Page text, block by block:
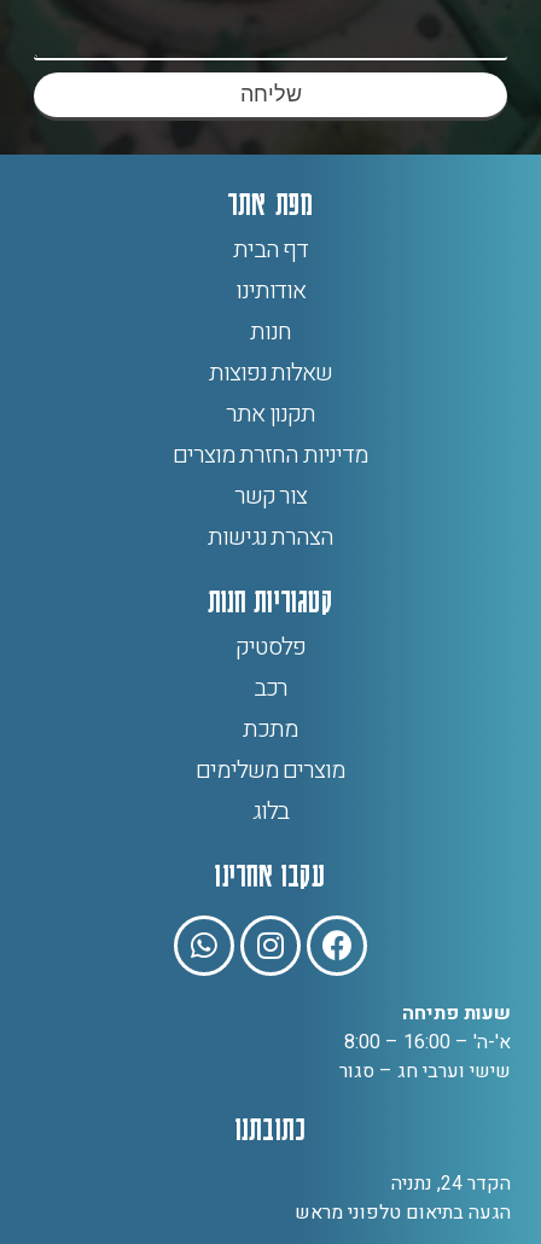
שליחה
מפת אתר
דף הבית
אודותינו
חנות
שאלות נפוצות
תקנון אתר
מדיניות החזרת מוצרים
צור קשר
הצהרת נגישות
קטגוריות חנות
פלסטיק
רכב
מתכת
מוצרים משלימים
בלוג
עקבו אחרינו
שעות פתיחה
א'-ה' – 16:00 – 8:00
שישי וערבי חג – סגור
כתובתנו
הקדר 24, נתניה
הגעה בתיאום טלפוני מראש